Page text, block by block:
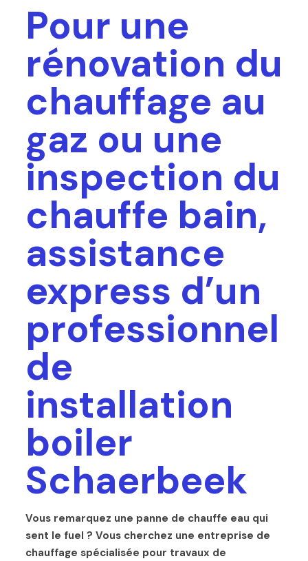
Pour une
rénovation du
chauffage au
gaz ou une
inspection du
chauffe bain,
assistance
express d’un
professionnel
de
installation
boiler
Schaerbeek
Vous remarquez une panne de chauffe eau qui
sent le fuel ? Vous cherchez une entreprise de
chauffage spécialisée pour travaux de